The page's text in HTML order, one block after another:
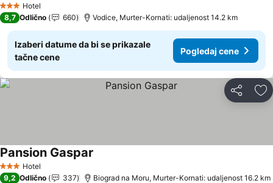
3 Zvezdice
Hotel
8,7 Odlično 660 Vodice, Murter-Kornati: udaljenost 14.2 km
Izaberi datume da bi se prikazale
tačne cene
Pogledaj cene
Deli
3 Zvezdice
Hotel
Pansion Gaspar
9,2 Odlično 337 Biograd na Moru, Murter-Kornati: udaljenost 16.2 km